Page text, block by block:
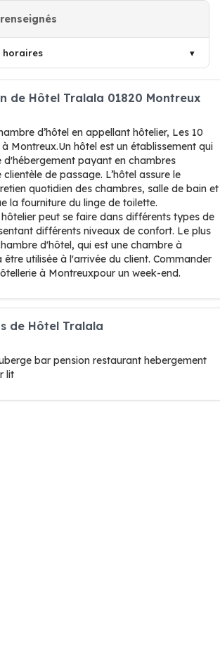
horaires
de Hôtel Tralala 01820 Montreux
d’hôtel en appellant hôtelier, Les 10
Montreux.Un hôtel est un établissement qui
d'hébergement payant en chambres
de passage. L’hôtel assure le
quotidien des chambres, salle de bain et
la fourniture du linge de toilette.
peut se faire dans différents types de
différents niveaux de confort. Le plus
d'hôtel, qui est une chambre à
utilisée à l'arrivée du client. Commander
à Montreuxpour un week-end.
de Hôtel Tralala
bar pension restaurant hebergement
lit